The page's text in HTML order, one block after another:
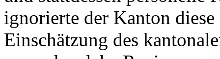
ignorierte der Kanton
Einschätzung des